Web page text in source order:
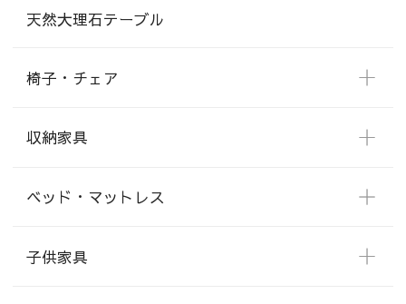
天然大理石テーブル
椅子・チェア
収納家具
ベッド・マットレス
子供家具